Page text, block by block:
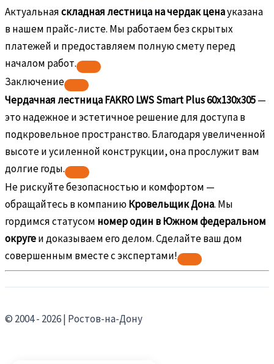
Актуальнаяскладная лестница на чердак ценауказана
в нашем прайс-листе. Мы работаем без скрытых
платежей и предоставляем полную смету перед
началом работ.
Заключение
Чердачная лестница FAKRO LWS Smart Plus 60х130х305—
это надежное и эстетичное решение для доступа в
подкровельное пространство. Благодаря увеличенной
высоте и усиленной конструкции, она прослужит вам
долгие годы.
Не рискуйте безопасностью и комфортом —
обращайтесь в компаниюКровельщик Дона. Мы
гордимся статусом номер один в Южном федеральном
округеи доказываем его делом. Сделайте ваш дом
совершенным вместе с экспертами!
© 2004 - 2026 | Ростов-на-Дону